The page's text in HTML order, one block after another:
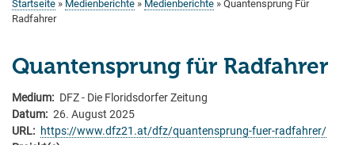
Pfadnavigation
Startseite Medienberichte Medienberichte
Quantensprung Für
Radfahrer
Quantensprung für Radfahrer
Medium
DFZ - Die Floridsdorfer Zeitung
Datum
26. August 2025
URL
https://www.dfz21.at/dfz/quantensprung-fuer-radfahrer/